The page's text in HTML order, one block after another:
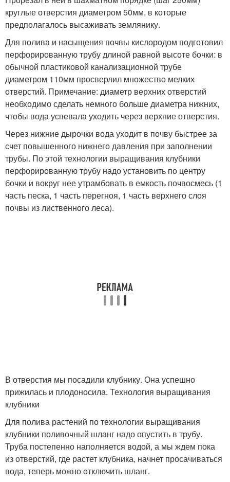
круглые отверстия диаметром 50мм, в которые
предполагалось высаживать землянику.
Для полива и насыщения почвы кислородом подготовил
перфорированную трубу длиной равной высоте бочки: в
обычной пластиковой канализационной трубе
диаметром 110мм просверлил множество мелких
отверстий. Примечание: диаметр верхних отверстий
необходимо сделать немного больше диаметра нижних,
чтобы вода успевала уходить через верхние отверстия.
Через нижние дырочки вода уходит в почву быстрее за
счет повышенного нижнего давления при заполнении
трубы. По этой технологии выращивания клубники
перфорированную трубу надо установить по центру
бочки и вокруг нее утрамбовать в емкость почвосмесь (1
часть песка, 1 часть перегноя, 1 часть верхнего слоя
почвы из лиственного леса).
В отверстия мы посадили клубнику. Она успешно
прижилась и плодоносила. Технология выращивания
клубники
Для полива растений по технологии выращивания
клубники поливочный шланг надо опустить в трубу.
Труба постепенно наполняется водой, а мы ждем пока
из отверстий, где растет клубника, начнет просачиваться
вода, теперь можно отключить шланг.